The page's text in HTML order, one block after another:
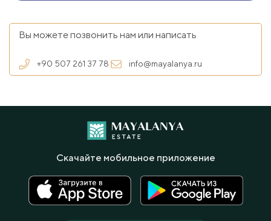
Вы можете позвонить нам или написать
+90 507 261 37 78 info@mayalanya.ru
Скачайте мобильное приложение